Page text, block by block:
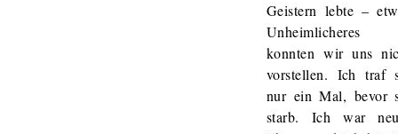
Geistern lebte –
Unheimlicheres
konnten wir uns
vorstellen. Ich traf
nur ein Mal, bevor
starb. Ich war